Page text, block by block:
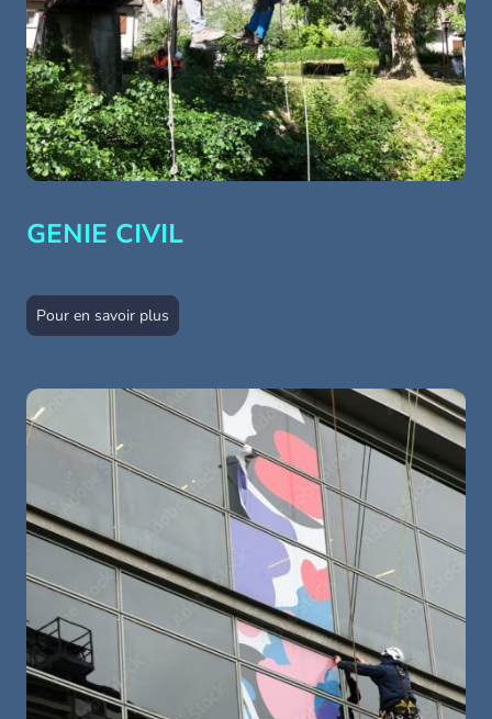
GENIE CIVIL
Pour en savoir plus